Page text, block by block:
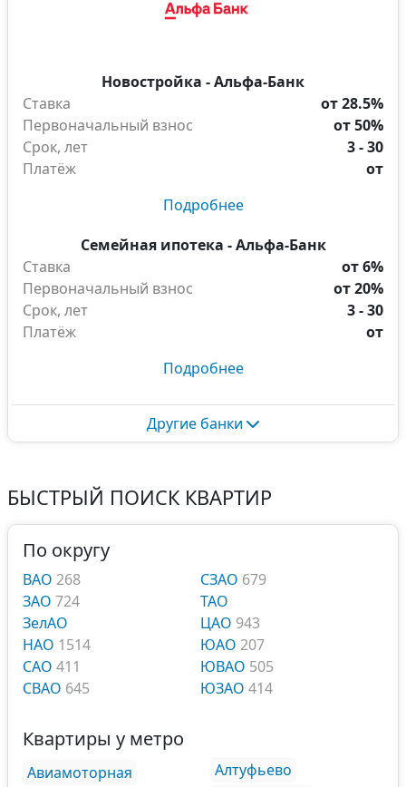
Новостройка - Альфа-Банк
Ставка
от 28.5%
Первоначальный взнос
от 50%
Срок, лет
3 - 30
Платёж
от
Подробнее
Семейная ипотека - Альфа-Банк
Ставка
от 6%
Первоначальный взнос
от 20%
Срок, лет
3 - 30
Платёж
от
Подробнее
Другие банки
БЫСТРЫЙ ПОИСК КВАРТИР
По округу
ВАО 268
ЗАО 724
ЗелАО
НАО 1514
САО 411
СВАО 645
СЗАО 679
ТАО
ЦАО 943
ЮАО 207
ЮВАО 505
ЮЗАО 414
Квартиры у метро
Авиамоторная
Алтуфьево